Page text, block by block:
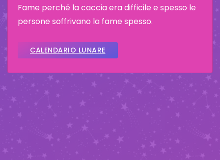
Fame perché la caccia era difficile e spesso le
persone soffrivano la fame spesso.
CALENDARIO LUNARE